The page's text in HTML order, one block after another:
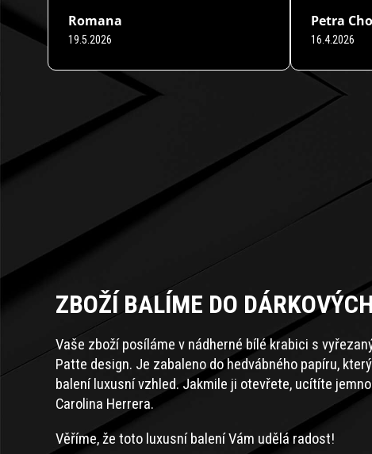
Romana
Hodnocení obchodu je 5 z 5 hvězdiček.
19.5.2026
Petra
Hodnocení
16.4.2026
ZBOŽÍ BALÍME DO
Vaše zboží posíláme v nádherné bílé krabici s
Patte design. Je zabaleno do hedvábného papíru,
balení luxusní vzhled. Jakmile ji otevřete, ucítíte
Carolina Herrera.
Věříme, že toto luxusní balení Vám udělá radost!